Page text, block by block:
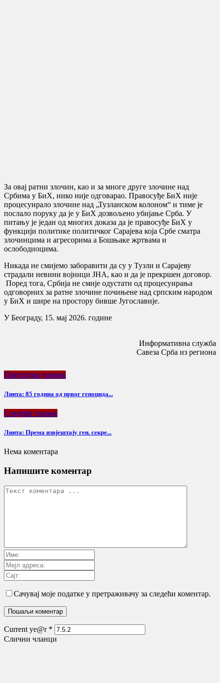
За овај ратни злочин, као и за многе друге злочине над
Србима у БиХ, нико није одговарао. Правосуђе БиХ није
процесуирало злочине над „Тузланском колоном“ и тиме је
послало поруку да је у БиХ дозвољено убијање Срба. У
питању је један од многих доказа да је правосуђе БиХ у
функцији политике политичког Сарајева која Србе сматра
злочинцима и агресорима а Бошњаке жртвама и
ослободиоцима.
Никада не смијемо заборавити да су у Тузли и Сарајеву
страдали невини војници ЈНА, као и да је прекршен договор.
Поред тога, Србија не смије одустати од процесуирања
одговорних за ратне злочине почињене над српским народом
у БиХ и шире на простору бивше Југославије.
У Београду, 15. мај 2026. године
Информативна служба
Савеза Срба из региона
Претходни чланак
Линта: 85 година од првог геноцида...
Следећи чланак
Линта: Према извјештају ген. секре...
Нема коментара
Напишите коментар
Сачувај моје податке у претраживачу за следећи коментар.
Current ye@r *
Слични чланци